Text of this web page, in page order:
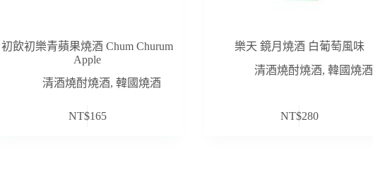
初飲初樂青蘋果燒酒 Chum Churum
Apple
清酒燒酎燒酒, 韓國燒酒
NT$165
樂天 鏡月燒酒 白葡萄風味
清酒燒酎燒酒, 韓國燒酒
NT$280